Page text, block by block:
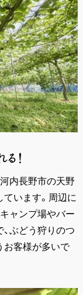
！
内長野市の天野
います。周辺に
ャンプ場やバー
ぶどう狩りのつ
お客様が多いで